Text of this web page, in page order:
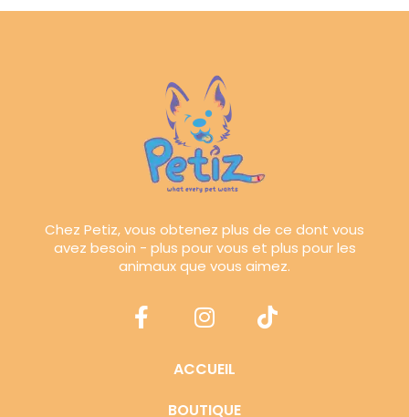
Chez Petiz, vous obtenez plus de ce dont vous
avez besoin - plus pour vous et plus pour les
animaux que vous aimez.
ACCUEIL
BOUTIQUE